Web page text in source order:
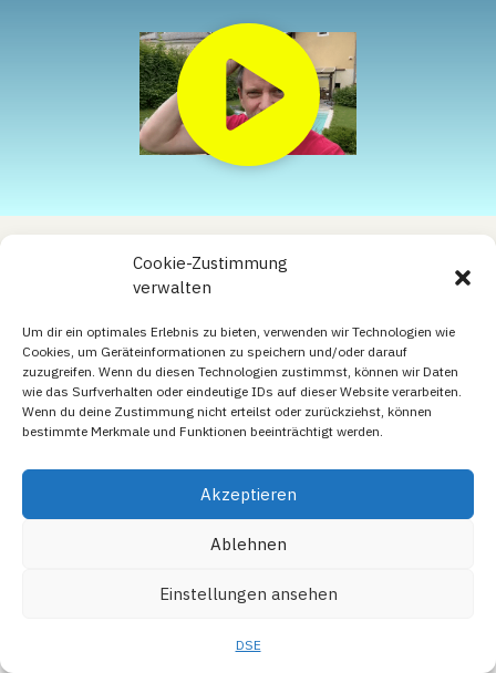
Cookie-Zustimmung
verwalten
Um dir ein optimales Erlebnis zu bieten, verwenden wir Technologien wie
Cookies, um Geräteinformationen zu speichern und/oder darauf
zuzugreifen. Wenn du diesen Technologien zustimmst, können wir Daten
wie das Surfverhalten oder eindeutige IDs auf dieser Website verarbeiten.
Wenn du deine Zustimmung nicht erteilst oder zurückziehst, können
bestimmte Merkmale und Funktionen beeinträchtigt werden.
Akzeptieren
Ablehnen
Einstellungen ansehen
DSE
Hier klicken um die
Marketing-Cookies zu
akzeptieren und den Inhalt
zu aktivieren